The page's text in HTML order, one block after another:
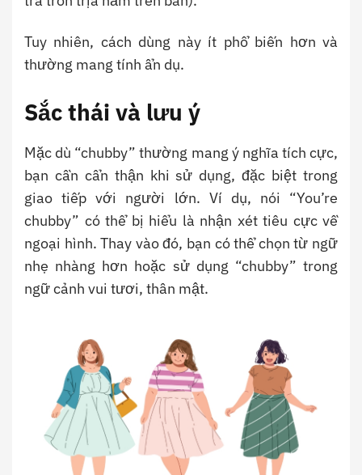
Tuy nhiên, cách dùng này ít phổ biến hơn và
thường mang tính ẩn dụ.
Sắc thái và lưu ý
Mặc dù “chubby” thường mang ý nghĩa tích cực,
bạn cần cẩn thận khi sử dụng, đặc biệt trong
giao tiếp với người lớn. Ví dụ, nói “You’re
chubby” có thể bị hiểu là nhận xét tiêu cực về
ngoại hình. Thay vào đó, bạn có thể chọn từ ngữ
nhẹ nhàng hơn hoặc sử dụng “chubby” trong
ngữ cảnh vui tươi, thân mật.